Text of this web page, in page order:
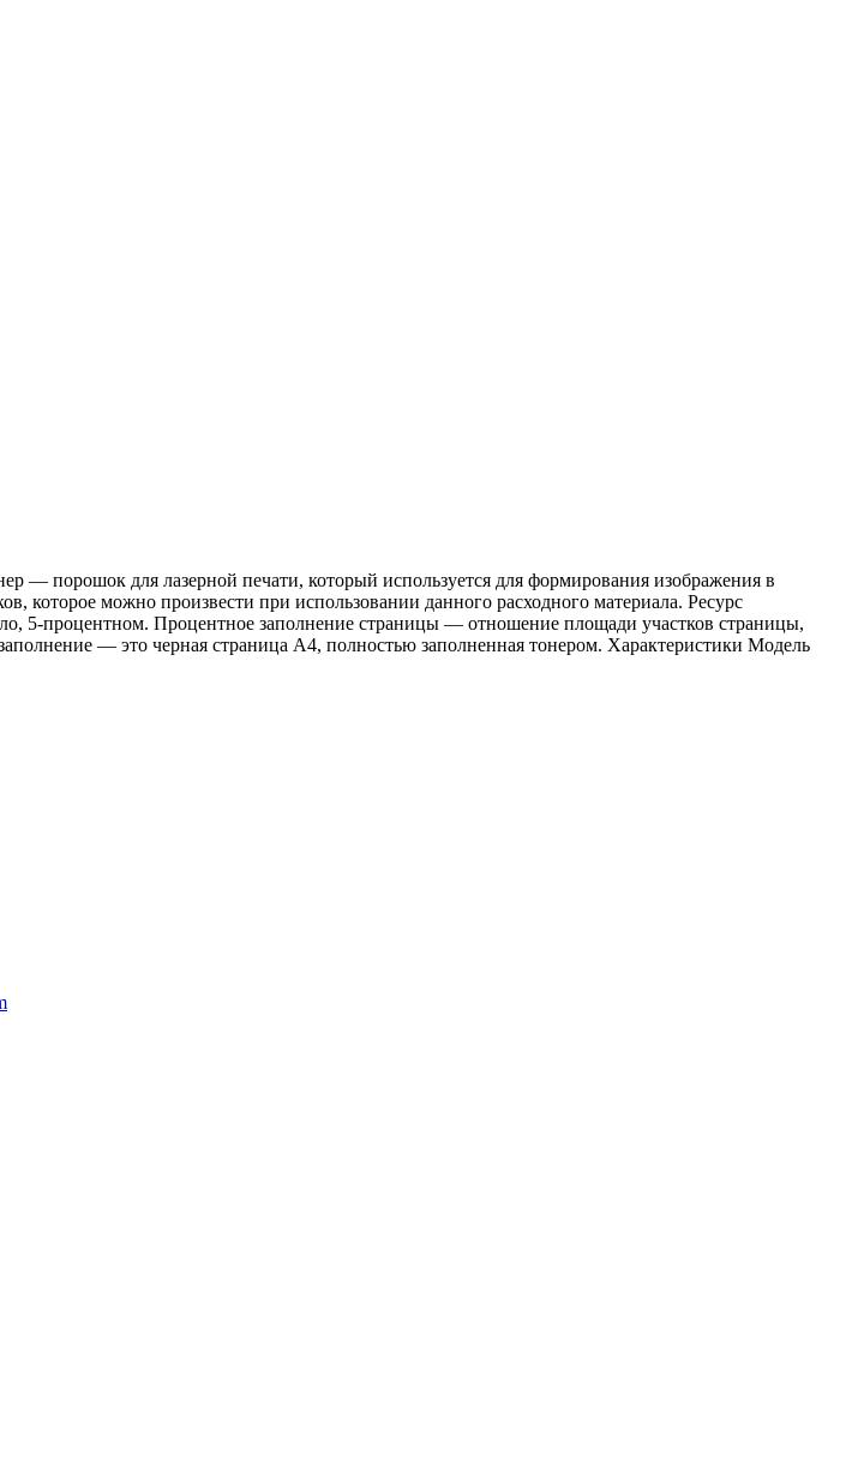
порошок для лазерной печати, который используется для формирования изображения в
которое можно произвести при использовании данного расходного материала. Ресурс
5-процентном. Процентное заполнение страницы — отношение площади участков страницы,
— это черная страница А4, полностью заполненная тонером. Характеристики Модель